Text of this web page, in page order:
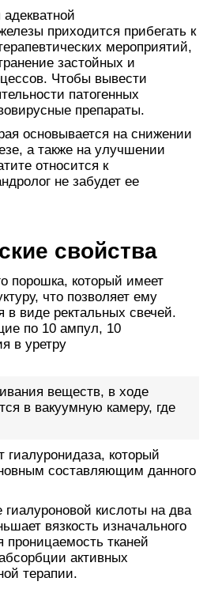
приходится прибегать к
мероприятий,
застойных и
Чтобы вывести
патогенных
препараты.
основывается на снижении
а также на улучшении
относится к
не забудет ее
свойства
порошка, который имеет
что позволяет ему
в виде ректальных свечей.
по 10 ампул, 10
в уретру
веществ, в ходе
в вакуумную камеру, где
который
составляющим данного
кислоты на два
вязкость изначального
тканей
активных
терапии.